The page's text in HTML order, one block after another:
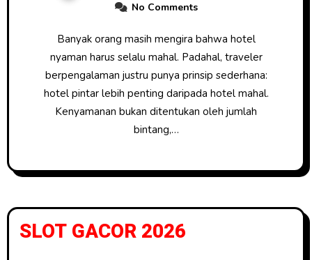
No Comments
Banyak orang masih mengira bahwa hotel
nyaman harus selalu mahal. Padahal, traveler
berpengalaman justru punya prinsip sederhana:
hotel pintar lebih penting daripada hotel mahal.
Kenyamanan bukan ditentukan oleh jumlah
bintang,…
SLOT GACOR 2026